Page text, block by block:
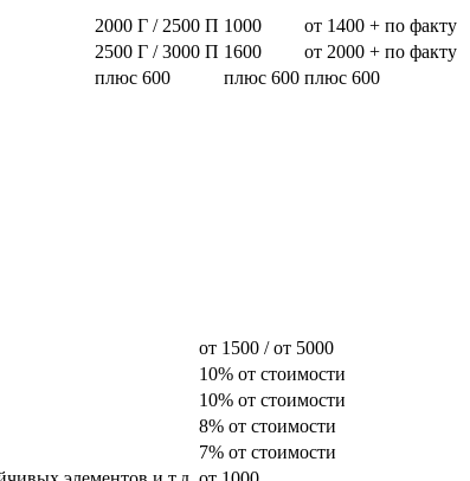
2000 Г / 2500 П 1000
от 1400 + по факту
2500 Г / 3000 П 1600
от 2000 + по факту
плюс 600 плюс 600 плюс 600
от 1500 / от 5000
10% от стоимости
10% от стоимости
8% от стоимости
7% от стоимости